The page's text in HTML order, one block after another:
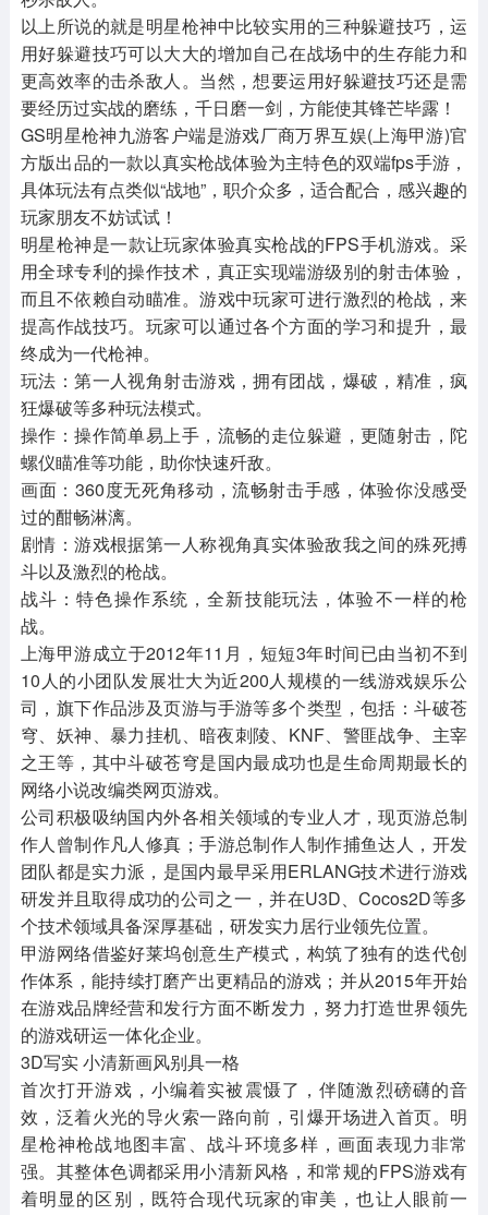
以上所说的就是明星枪神中比较实用的三种躲避技巧，运
用好躲避技巧可以大大的增加自己在战场中的生存能力和
更高效率的击杀敌人。当然，想要运用好躲避技巧还是需
要经历过实战的磨练，千日磨一剑，方能使其锋芒毕露！
GS明星枪神九游客户端是游戏厂商万界互娱(上海甲游)官
方版出品的一款以真实枪战体验为主特色的双端fps手游，
具体玩法有点类似“战地”，职介众多，适合配合，感兴趣的
玩家朋友不妨试试！
明星枪神是一款让玩家体验真实枪战的FPS手机游戏。采
用全球专利的操作技术，真正实现端游级别的射击体验，
而且不依赖自动瞄准。游戏中玩家可进行激烈的枪战，来
提高作战技巧。玩家可以通过各个方面的学习和提升，最
终成为一代枪神。
玩法：第一人视角射击游戏，拥有团战，爆破，精准，疯
狂爆破等多种玩法模式。
操作：操作简单易上手，流畅的走位躲避，更随射击，陀
螺仪瞄准等功能，助你快速歼敌。
画面：360度无死角移动，流畅射击手感，体验你没感受
过的酣畅淋漓。
剧情：游戏根据第一人称视角真实体验敌我之间的殊死搏
斗以及激烈的枪战。
战斗：特色操作系统，全新技能玩法，体验不一样的枪
战。
上海甲游成立于2012年11月，短短3年时间已由当初不到
10人的小团队发展壮大为近200人规模的一线游戏娱乐公
司，旗下作品涉及页游与手游等多个类型，包括：斗破苍
穹、妖神、暴力挂机、暗夜刺陵、KNF、警匪战争、主宰
之王等，其中斗破苍穹是国内最成功也是生命周期最长的
网络小说改编类网页游戏。
公司积极吸纳国内外各相关领域的专业人才，现页游总制
作人曾制作凡人修真；手游总制作人制作捕鱼达人，开发
团队都是实力派，是国内最早采用ERLANG技术进行游戏
研发并且取得成功的公司之一，并在U3D、Cocos2D等多
个技术领域具备深厚基础，研发实力居行业领先位置。
甲游网络借鉴好莱坞创意生产模式，构筑了独有的迭代创
作体系，能持续打磨产出更精品的游戏；并从2015年开始
在游戏品牌经营和发行方面不断发力，努力打造世界领先
的游戏研运一体化企业。
3D写实 小清新画风别具一格
首次打开游戏，小编着实被震慑了，伴随激烈磅礴的音
效，泛着火光的导火索一路向前，引爆开场进入首页。明
星枪神枪战地图丰富、战斗环境多样，画面表现力非常
强。其整体色调都采用小清新风格，和常规的FPS游戏有
着明显的区别，既符合现代玩家的审美，也让人眼前一